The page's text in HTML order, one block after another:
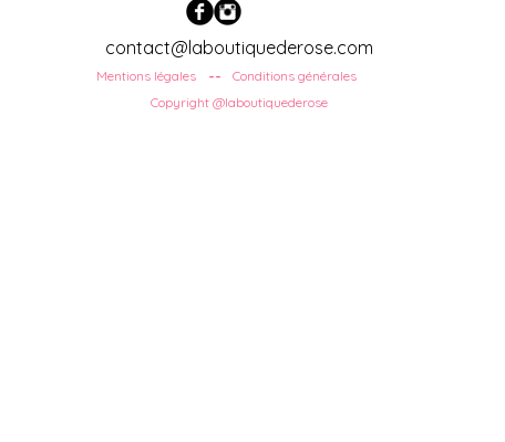
contact@laboutiquederose.com
Mentions légales Conditions générales
--
Copyright @laboutiquederose